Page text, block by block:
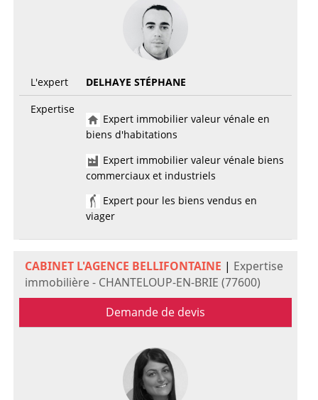
L'expert
DELHAYE STÉPHANE
Expertise
Expert immobilier valeur vénale en
biens d'habitations
Expert immobilier valeur vénale biens
commerciaux et industriels
Expert pour les biens vendus en
viager
CABINET L'AGENCE BELLIFONTAINE | Expertise
immobilière - CHANTELOUP-EN-BRIE (77600)
Demande de devis